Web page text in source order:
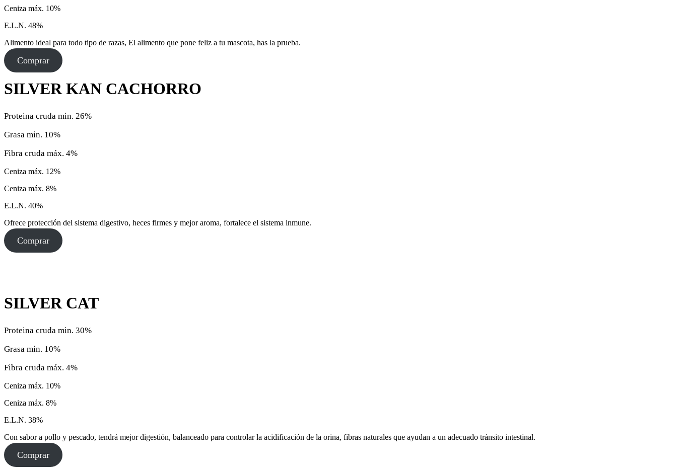
Ceniza máx. 10%
E.L.N. 48%
Alimento ideal para todo tipo de razas, El alimento que pone feliz a tu mascota, has la prueba.
Comprar
SILVER KAN CACHORRO
Proteina cruda min. 26%
Grasa min. 10%
Fibra cruda máx. 4%
Ceniza máx. 12%
Ceniza máx. 8%
E.L.N. 40%
Ofrece protección del sistema digestivo, heces firmes y mejor aroma, fortalece el sistema inmune.
Comprar
SILVER CAT
Proteina cruda min. 30%
Grasa min. 10%
Fibra cruda máx. 4%
Ceniza máx. 10%
Ceniza máx. 8%
E.L.N. 38%
Con sabor a pollo y pescado, tendrá mejor digestión, balanceado para controlar la acidificación de la orina, fibras naturales que ayudan a un adecuado tránsito intestinal.
Comprar